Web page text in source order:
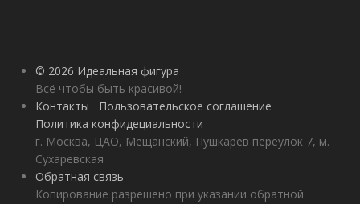
© 2026 Идеальная фигура
Всё чтобы быть красивой!
Контакты
Пользовательское соглашение
Политика конфидециальности
г. Москва, ЦАО, Мещанский, Пушкарев переулок 7, м.
Сухаревская
Обратная связь
Копирование разрешено при указании обратной